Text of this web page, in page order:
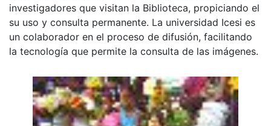
investigadores que visitan la Biblioteca, propiciando el
su uso y consulta permanente. La universidad Icesi es
un colaborador en el proceso de difusión, facilitando
la tecnología que permite la consulta de las imágenes.